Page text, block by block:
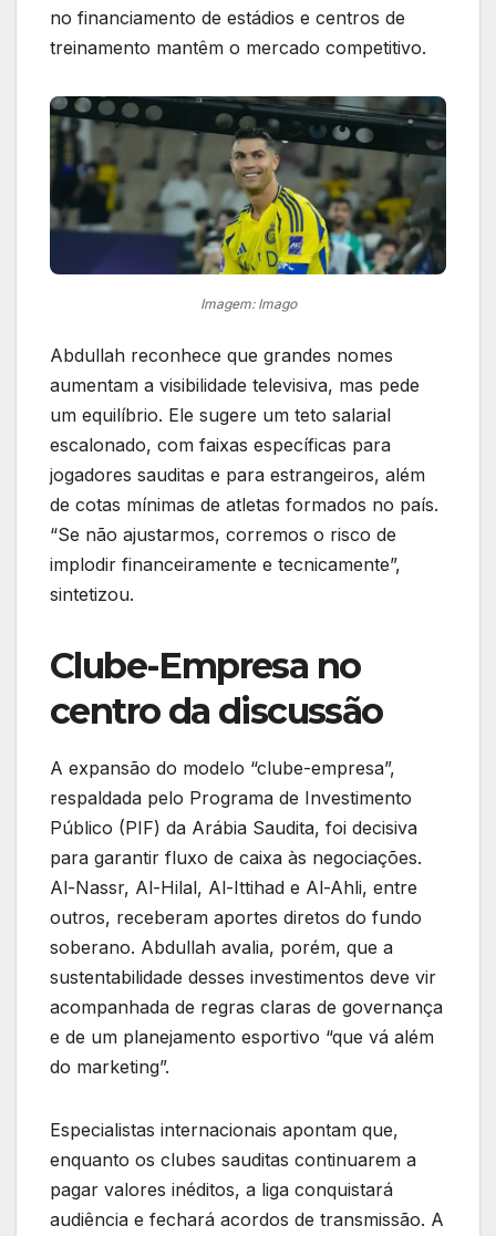
no financiamento de estádios e centros de
treinamento mantêm o mercado competitivo.
Imagem: Imago
Abdullah reconhece que grandes nomes
aumentam a visibilidade televisiva, mas pede
um equilíbrio. Ele sugere um teto salarial
escalonado, com faixas específicas para
jogadores sauditas e para estrangeiros, além
de cotas mínimas de atletas formados no país.
“Se não ajustarmos, corremos o risco de
implodir financeiramente e tecnicamente”,
sintetizou.
Clube-Empresa no
centro da discussão
A expansão do modelo “clube-empresa”,
respaldada pelo Programa de Investimento
Público (PIF) da Arábia Saudita, foi decisiva
para garantir fluxo de caixa às negociações.
Al-Nassr, Al-Hilal, Al-Ittihad e Al-Ahli, entre
outros, receberam aportes diretos do fundo
soberano. Abdullah avalia, porém, que a
sustentabilidade desses investimentos deve vir
acompanhada de regras claras de governança
e de um planejamento esportivo “que vá além
do marketing”.
Especialistas internacionais apontam que,
enquanto os clubes sauditas continuarem a
pagar valores inéditos, a liga conquistará
audiência e fechará acordos de transmissão. A